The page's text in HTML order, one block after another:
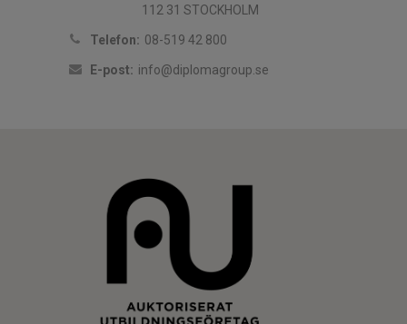
112 31 STOCKHOLM
Telefon: 08-519 42 800
E-post: info@diplomagroup.se